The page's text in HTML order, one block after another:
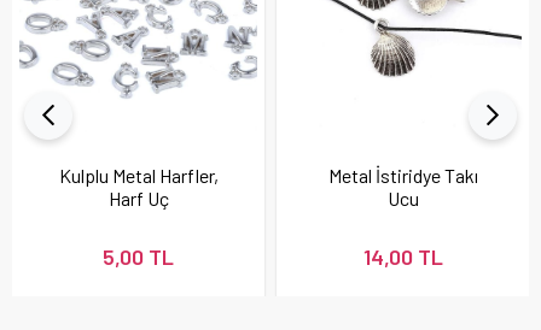
Kulplu Metal Harfler,
Harf Uç
5,00 TL
Metal İstiridye Takı
Ucu
14,00 TL